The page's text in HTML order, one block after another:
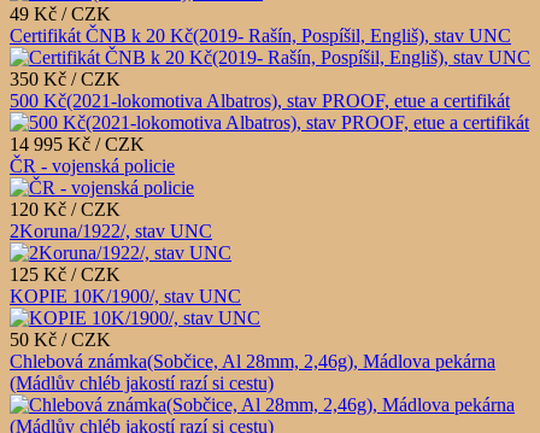
49 Kč / CZK
Certifikát ČNB k 20 Kč(2019- Rašín, Pospíšil, Engliš), stav UNC
350 Kč / CZK
500 Kč(2021-lokomotiva Albatros), stav PROOF, etue a certifikát
14 995 Kč / CZK
ČR - vojenská policie
120 Kč / CZK
2Koruna/1922/, stav UNC
125 Kč / CZK
KOPIE 10K/1900/, stav UNC
50 Kč / CZK
Chlebová známka(Sobčice, Al 28mm, 2,46g), Mádlova pekárna
(Mádlův chléb jakostí razí si cestu)